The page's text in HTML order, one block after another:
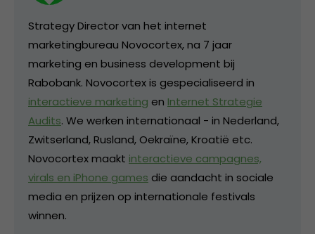
Strategy Director van het internet
marketingbureau Novocortex, na 7 jaar
marketing en business development bij
Rabobank. Novocortex is gespecialiseerd in
interactieve marketing en Internet Strategie
Audits. We werken internationaal - in Nederland,
Zwitserland, Rusland, Oekraïne, Kroatië etc.
Novocortex maakt interactieve campagnes,
virals en iPhone games die aandacht in sociale
media en prijzen op internationale festivals
winnen.